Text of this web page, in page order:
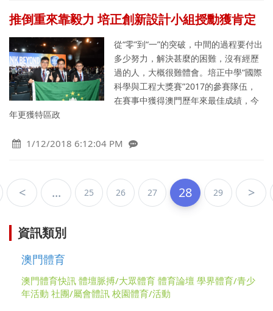
推倒重來靠毅力 培正創新設計小組授勳獲肯定
從“零”到“一”的突破，中間的過程要付出
多少努力，解決甚麼的困難，沒有經歷
過的人，大概很難體會。培正中學“國際
科學與工程大獎賽”2017的參賽隊伍，
在賽事中獲得澳門歷年來最佳成績，今
年更獲特區政
1/12/2018 6:12:04 PM
< ... 25 26 27 28 29 >
資訊類別
澳門體育
澳門體育快訊 體壇脈搏/大眾體育 體育論壇 學界體育/青少
年活動 社團/屬會體訊 校園體育/活動